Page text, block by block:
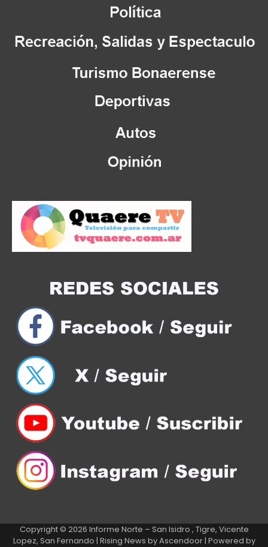
Copyright © 2026 Informe Norte – San Isidro , Tigre, Vicente
Lopez, San Fernando | Rising News byAscendoor| Powered by